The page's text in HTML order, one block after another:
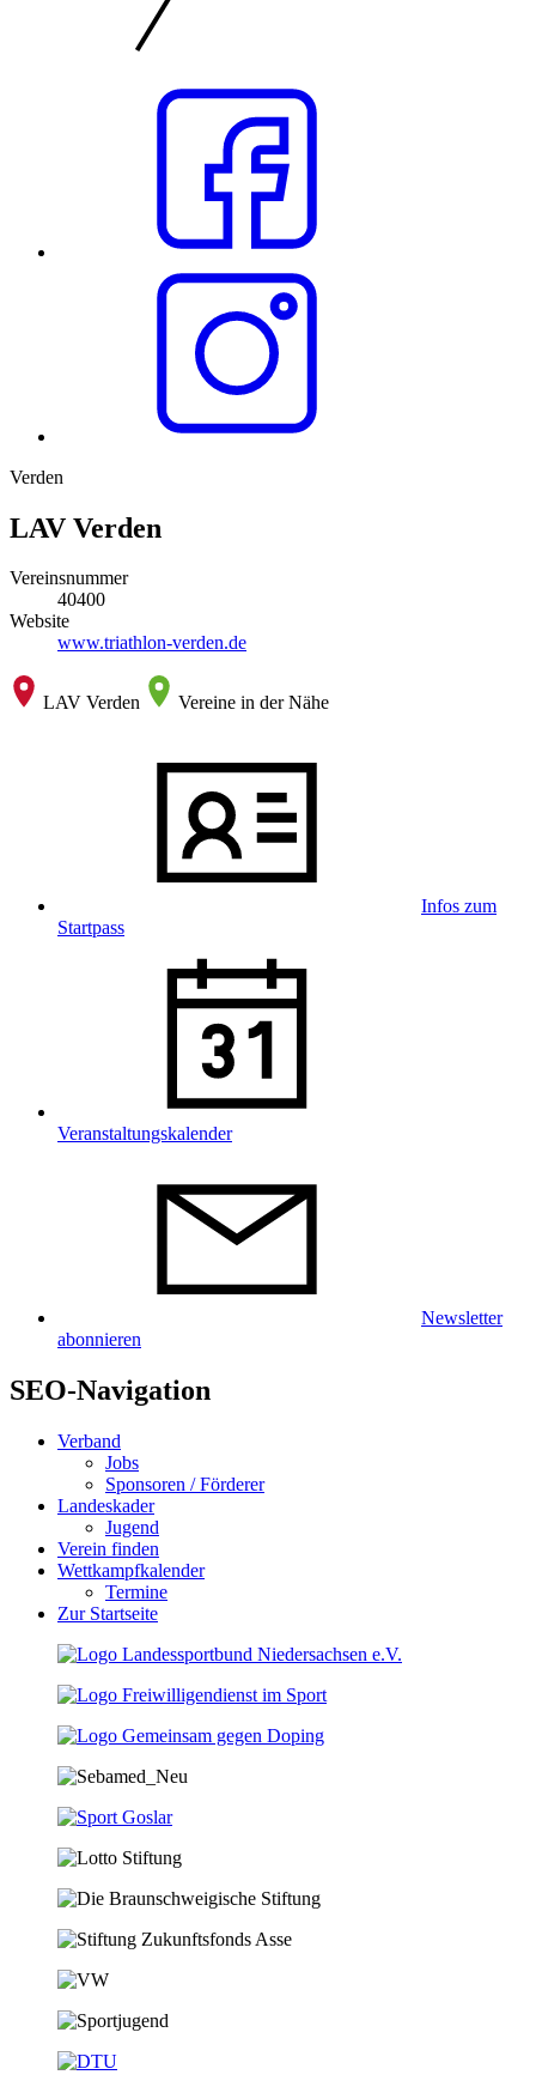
Verden
LAV Verden
Vereinsnummer
40400
Website
www.triathlon-verden.de
LAV Verden Vereine in der Nähe
Infos zum
Startpass
Veranstaltungskalender
Newsletter
abonnieren
SEO-Navigation
Verband
Jobs
Sponsoren / Förderer
Landeskader
Jugend
Verein finden
Wettkampfkalender
Termine
Zur Startseite